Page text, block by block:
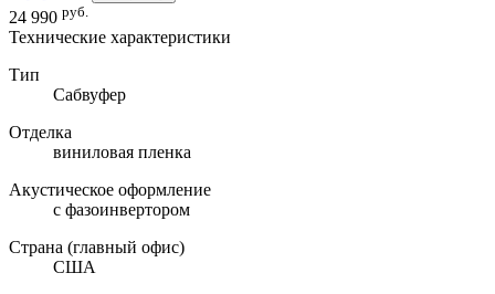
24 990 руб.
Технические характеристики
Тип
Сабвуфер
Отделка
виниловая пленка
Акустическое оформление
с фазоинвертором
Страна (главный офис)
США